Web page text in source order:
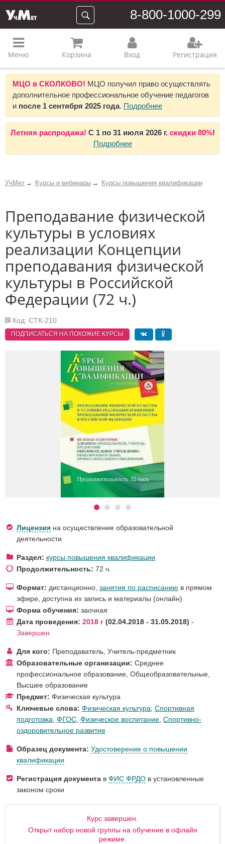
8-800-1000-299
Меню Корзина Вход Регистрация
МЦО в СКОЛКОВО! МЦО получил право осуществлять
дополнительное профессиональное обучение педагогов
и после 1 сентября 2025 года. Подробнее
Летняя распродажа! С 1 по 31 июля 2026 г. скидки 80%!
Подробнее
УчМет Курсы и вебинары Курсы повышения квалификации
Преподавание физической
культуры в условиях
реализации Концепции
преподавания физической
культуры в Российской
Федерации (72 ч.)
Код: СТК-210
ПОДПИСАТЬСЯ НА ПОХОЖИЕКУРСЫ
Лицензия на осуществление образовательной
деятельности
Раздел: курсы повышения квалификации
Продолжительность: 72 ч.
Формат: дистанционно, занятия по расписанию в прямом
эфире, доступна их запись и материалы (онлайн)
Форма обучения: заочная
Дата проведения: 2018 г 02.04.2018 - 31.05.2018 -
Завершен
Для кого: Преподаватель, Учитель-предметник
Образовательные организации: Среднее
профессиональное образование, Общеобразовательные,
Высшее образование
Предмет: Физическая культура
Ключевые слова: Физическая культура, Спортивная
подготовка, ФГОС, Физическое воспитание, Спортивно-
оздоровительное развитие
Образец документа: Удостоверение о повышении
квалификации
Регистрация документа в ФИС ФРДО в установленные
законом сроки
Курс завершен.
Открыт набор новой группы на обучение в офлайн
режиме.